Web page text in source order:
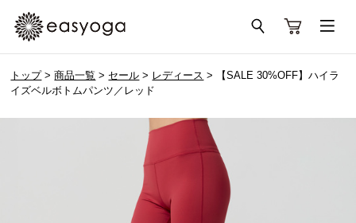
トップ>商品一覧 > セール > レディース > 【SALE 30%OFF】ハイラ
イズベルボトムパンツ／レッド